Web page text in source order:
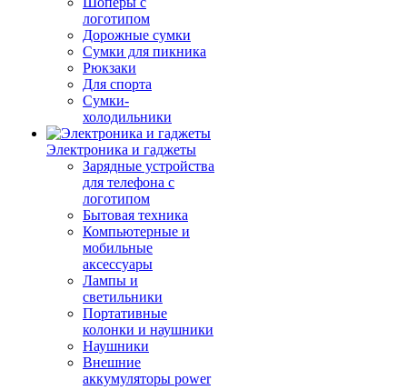
логотипом
Дорожные сумки
Сумки для пикника
Рюкзаки
Для спорта
Сумки-
холодильники
Электроника и гаджеты
Зарядные устройства
для телефона с
логотипом
Бытовая техника
Компьютерные и
мобильные
аксессуары
Лампы и
светильники
Портативные
колонки и наушники
Наушники
Внешние
аккумуляторы power